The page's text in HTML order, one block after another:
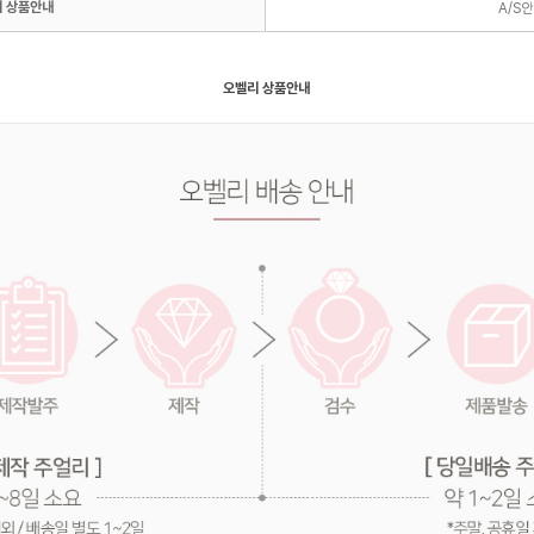
상품안내 A/S안
오벨리 상품안내